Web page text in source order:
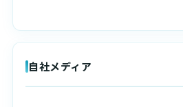
自社メディア